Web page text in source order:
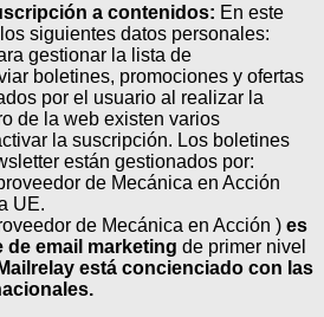
a contenidos: En este
siguientes datos personales:
gestionar la lista de
boletines, promociones y ofertas
por el usuario al realizar la
de la web existen varios
la suscripción. Los boletines
están gestionados por:
de Mecánica en Acción
UE.
de Mecánica en Acción ) es
de email marketing de primer nivel
Mailrelay está concienciado con las